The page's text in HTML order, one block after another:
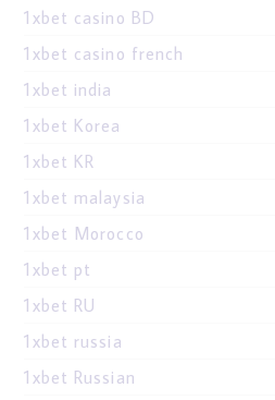
1xbet casino BD
1xbet casino french
1xbet india
1xbet Korea
1xbet KR
1xbet malaysia
1xbet Morocco
1xbet pt
1xbet RU
1xbet russia
1xbet Russian